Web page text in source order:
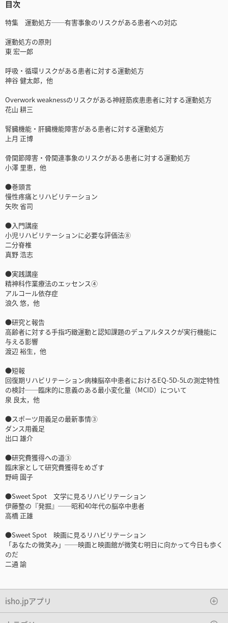
目次
特集 運動処方──有害事象のリスクがある患者への対応
運動処方の原則
東 宏一郎
呼吸・循環リスクがある患者に対する運動処方
神谷 健太郎，他
Overwork weaknessのリスクがある神経筋疾患患者に対する運動処方
花山 耕三
腎臓機能・肝臓機能障害がある患者に対する運動処方
上月 正博
骨関節障害・骨関連事象のリスクがある患者に対する運動処方
小澤 里恵，他
●巻頭言
慢性疼痛とリハビリテーション
矢吹 省司
●入門講座
小児リハビリテーションに必要な評価法⑧
二分脊椎
真野 浩志
●実践講座
精神科作業療法のエッセンス④
アルコール依存症
浪久 悠，他
●研究と報告
高齢者に対する手指巧緻運動と認知課題のデュアルタスクが実行機能に
与える影響
渡辺 裕生，他
●短報
回復期リハビリテーション病棟脳卒中患者におけるEQ-5D-5Lの測定特性
の検討──臨床的に意義のある最小変化量（MCID）について
泉 良太，他
●スポーツ用義足の最新事情③
ダンス用義足
出口 雄介
●研究費獲得への道③
臨床家として研究費獲得をめざす
野﨑 園子
●Sweet Spot 文学に見るリハビリテーション
伊藤整の『発掘』──昭和40年代の脳卒中患者
高橋 正雄
●Sweet Spot 映画に見るリハビリテーション
「あなたの微笑み」──映画と映画館が微笑む明日に向かって今日も歩く
のだ
二通 諭
isho.jpアプリ